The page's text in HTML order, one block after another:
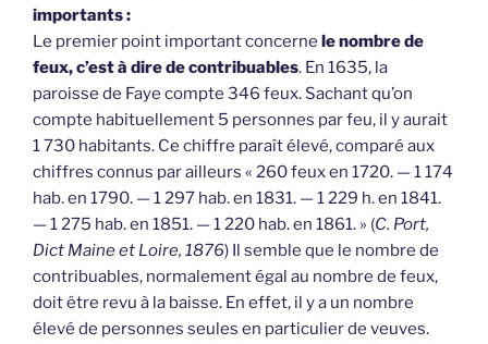
importants :
Le premier point important concerne le nombre de
feux, c’est à dire de contribuables. En 1635, la
paroisse de Faye compte 346 feux. Sachant qu’on
compte habituellement 5 personnes par feu, il y aurait
1 730 habitants. Ce chiffre paraît élevé, comparé aux
chiffres connus par ailleurs « 260 feux en 1720. — 1 174
hab. en 1790. — 1 297 hab. en 1831. — 1 229 h. en 1841.
— 1 275 hab. en 1851. — 1 220 hab. en 1861. » (C. Port,
Dict Maine et Loire, 1876) Il semble que le nombre de
contribuables, normalement égal au nombre de feux,
doit être revu à la baisse. En effet, il y a un nombre
élevé de personnes seules en particulier de veuves.